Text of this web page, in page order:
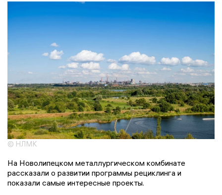
© НЛМК
На Новолипецком металлургическом комбинате
рассказали о развитии программы рециклинга и
показали самые интересные проекты.